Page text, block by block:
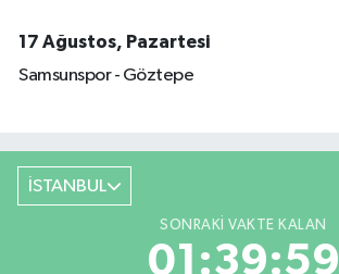
17 Ağustos, Pazartesi
Samsunspor - Göztepe
İSTANBUL
SONRAKI VAKTE KALAN
01:39:58